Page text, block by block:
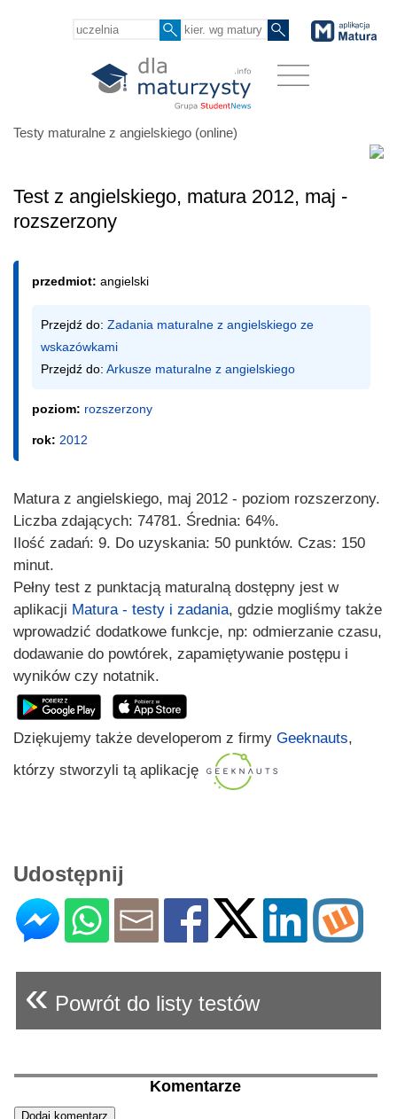
Testy maturalne z angielskiego (online)
Test z angielskiego, matura 2012, maj -
rozszerzony
przedmiot: angielski
Przejdź do: Zadania maturalne z angielskiego ze
wskazówkami
Przejdź do: Arkusze maturalne z angielskiego
poziom: rozszerzony
rok: 2012
Matura z angielskiego, maj 2012 - poziom rozszerzony.
Liczba zdających: 74781. Średnia: 64%.
Ilość zadań: 9. Do uzyskania: 50 punktów. Czas: 150
minut.
Pełny test z punktacją maturalną dostępny jest w
aplikacji Matura - testy i zadania, gdzie mogliśmy także
wprowadzić dodatkowe funkcje, np: odmierzanie czasu,
dodawanie do powtórek, zapamiętywanie postępu i
wyników czy notatnik.
Dziękujemy także developerom z firmy Geeknauts,
którzy stworzyli tą aplikację
Udostępnij
« Powrót do listy testów
Komentarze